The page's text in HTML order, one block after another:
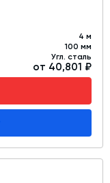
4 м
100 мм
Угл. сталь
от 40,801 ₽